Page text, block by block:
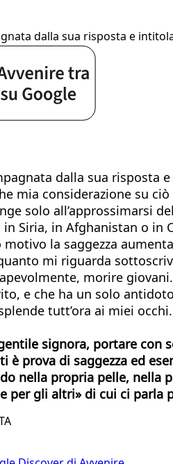
dalla sua risposta e
dalla sua risposta
mia considerazione su
solo all’approssimarsi
Siria, in Afghanistan o in
la saggezza
mi riguarda
morire
e che ha un solo
tutt’ora ai miei occhi.
gentile signora, portare
è prova di saggezza ed
nella propria pelle, nella
per gli altri» di cui ci parla